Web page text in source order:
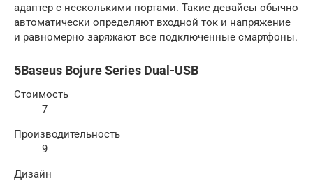
адаптер с несколькими портами. Такие девайсы обычно
автоматически определяют входной ток и напряжение
и равномерно заряжают все подключенные смартфоны.
5Baseus Bojure Series Dual-USB
Стоимость
7
Производительность
9
Дизайн